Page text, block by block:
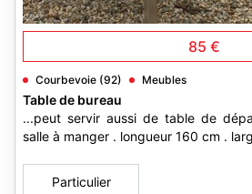
85 €
Courbevoie (92) Meubles
Table de bureau
...peut servir aussi de table de
salle à manger . longueur 160 cm .
Particulier